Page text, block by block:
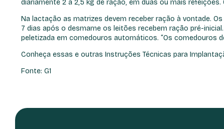
diariamente 2 a 2,5 kg de ração, em duas ou mais
Na lactação as matrizes devem receber ração à vontade.
7 dias após o desmame os leitões recebem ração pré-
peletizada em comedouros automáticos. “Os comedouros
Conheça essas e outras Instruções Técnicas para
Fonte: G1